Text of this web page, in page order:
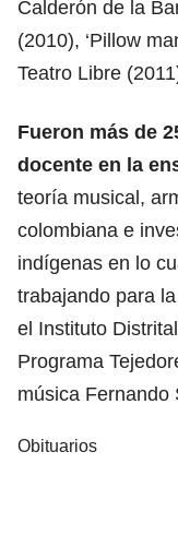
Calderón de la
(2010), ‘Pillow
Teatro Libre
Fueron más de
docente en la
teoría musical,
colombiana e
indígenas en lo
trabajando para
el Instituto
Programa
música Fernando
Obituarios